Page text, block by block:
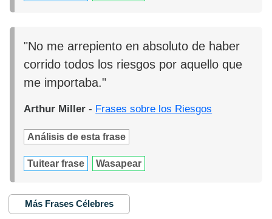
"No me arrepiento en absoluto de haber
corrido todos los riesgos por aquello que
me importaba."
Arthur Miller - Frases sobre los Riesgos
Análisis de esta frase
Tuitear frase Wasapear
Más Frases Célebres